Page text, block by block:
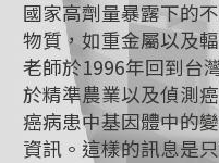
我們所了解到的仁治
他也曾經轉換跑道，
上。老師藉由他的經
路上總有坎坷，但是
更長遠。